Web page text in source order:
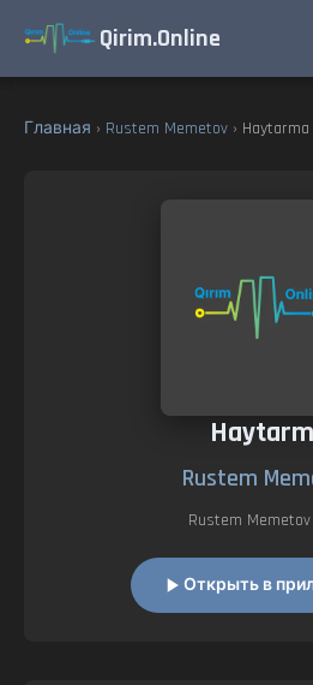
Qirim.Online
Главная › Rustem Memetov › Haytarma
Rustem
Rustem Memetov
Открыть в